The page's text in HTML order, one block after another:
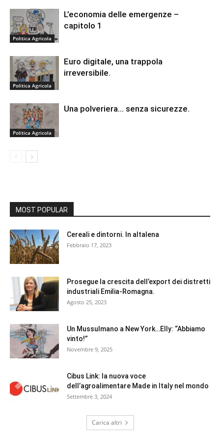
Politica Agricola
L’economia delle emergenze –
capitolo 1
Politica Agricola
Euro digitale, una trappola
irreversibile.
Politica Agricola
Una polveriera… senza sicurezze.
MOST POPULAR
Cereali e dintorni. In altalena
Febbraio 17, 2023
Prosegue la crescita dell’export dei distretti
industriali Emilia-Romagna.
Agosto 25, 2023
Un Mussulmano a New York…Elly: “Abbiamo
vinto!”
Novembre 9, 2025
Cibus Link: la nuova voce
dell’agroalimentare Made in Italy nel mondo
Settembre 3, 2024
Carica altri